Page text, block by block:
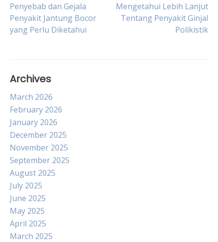
Post
navigation
Penyebab dan Gejala
Penyakit Jantung Bocor
yang Perlu Diketahui
Mengetahui Lebih Lanjut
Tentang Penyakit Ginjal
Polikistik
Archives
March 2026
February 2026
January 2026
December 2025
November 2025
September 2025
August 2025
July 2025
June 2025
May 2025
April 2025
March 2025